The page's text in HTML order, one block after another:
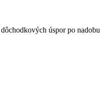
úspor po